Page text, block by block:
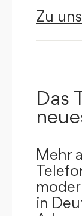
Zu
Das
Mehr
in